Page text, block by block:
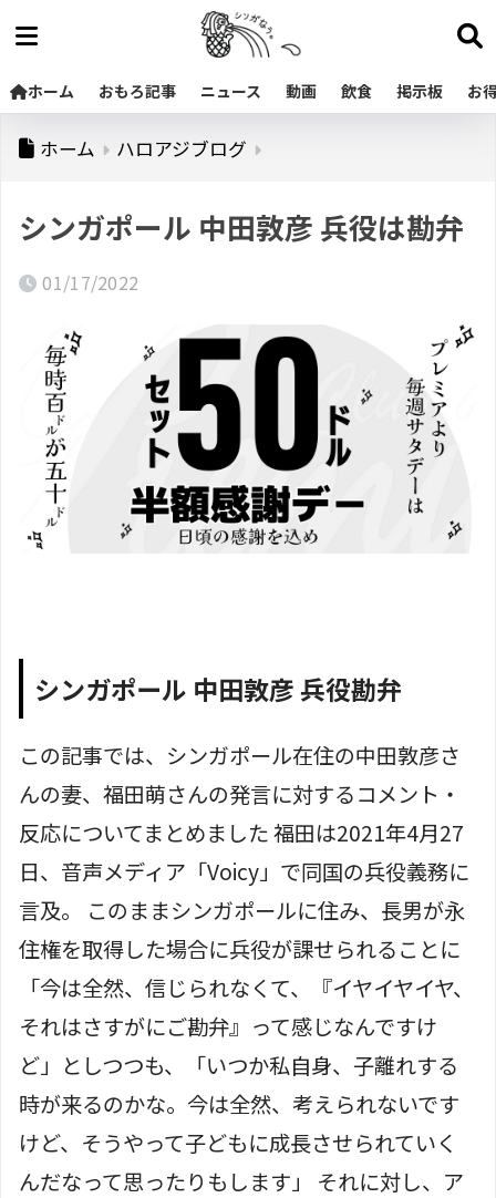
ホーム おもろ記事 ニュース 動画 飲食 掲示板 お
ホーム ハロアジブログ
シンガポール 中田敦彦 兵役は勘弁
01/17/2022
シンガポール 中田敦彦 兵役勘弁
この記事では、シンガポール在住の中田敦彦さ
んの妻、福田萌さんの発言に対するコメント・
反応についてまとめました 福田は2021年4月27
日、音声メディア「Voicy」で同国の兵役義務に
言及。 このままシンガポールに住み、長男が永
住権を取得した場合に兵役が課せられることに
「今は全然、信じられなくて、『イヤイヤイヤ、
それはさすがにご勘弁』って感じなんですけ
ど」としつつも、「いつか私自身、子離れする
時が来るのかな。今は全然、考えられないです
けど、そうやって子どもに成長させられていく
んだなって思ったりもします」 それに対し、ア